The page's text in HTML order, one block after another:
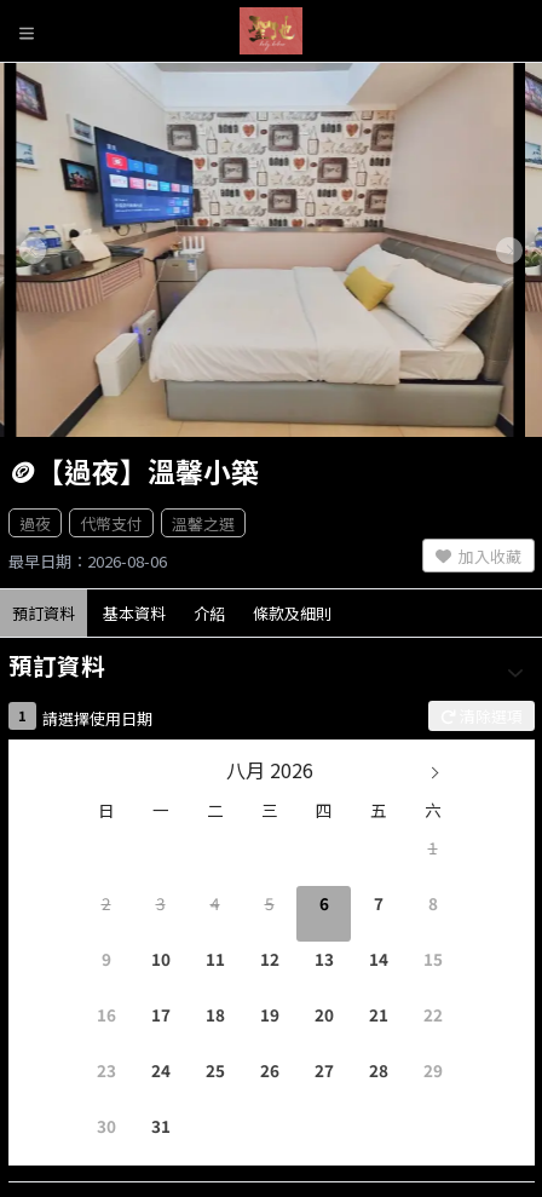
🪙【過夜】溫馨小築
過夜 代幣支付
溫馨之選
最早日期：2026-08-06
加入收藏
預訂資料 基本資料 介紹 條款及細則
預訂資料
1 請選擇使用日期
八月 2026
日 一 二 三 四 五
六
1
2 3 4 5 6 7 8
9 10 11 12 13 14 15
16 17 18 19 20 21 22
23 24 25 26 27 28 29
30 31